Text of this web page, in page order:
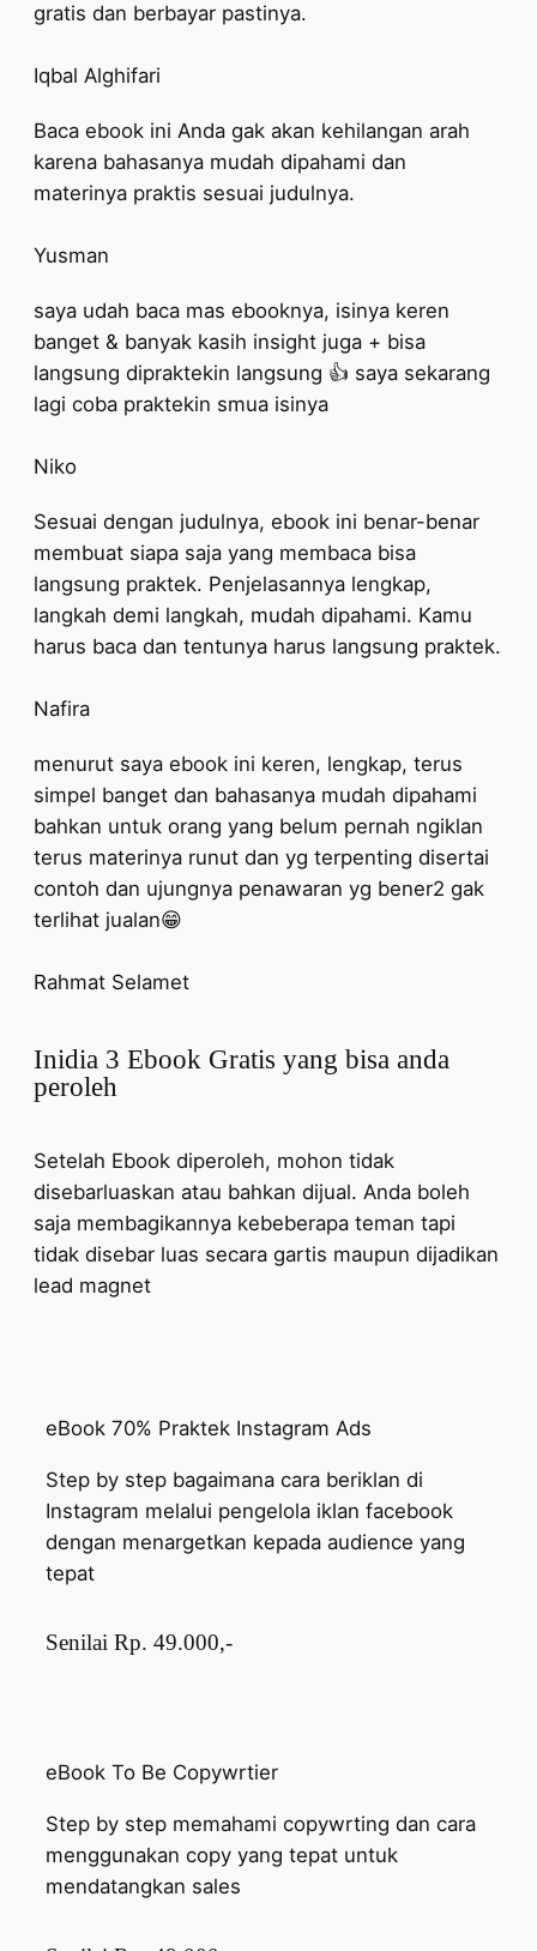
gratis dan berbayar pastinya.
Iqbal Alghifari
Baca ebook ini Anda gak akan kehilangan arah
karena bahasanya mudah dipahami dan
materinya praktis sesuai judulnya.
Yusman
saya udah baca mas ebooknya, isinya keren
banget & banyak kasih insight juga + bisa
langsung dipraktekin langsung 👍 saya sekarang
lagi coba praktekin smua isinya
Niko
Sesuai dengan judulnya, ebook ini benar-benar
membuat siapa saja yang membaca bisa
langsung praktek. Penjelasannya lengkap,
langkah demi langkah, mudah dipahami. Kamu
harus baca dan tentunya harus langsung praktek.
Nafira
menurut saya ebook ini keren, lengkap, terus
simpel banget dan bahasanya mudah dipahami
bahkan untuk orang yang belum pernah ngiklan
terus materinya runut dan yg terpenting disertai
contoh dan ujungnya penawaran yg bener2 gak
terlihat jualan😁
Rahmat Selamet
Inidia 3 Ebook Gratis yang bisa anda
peroleh
Setelah Ebook diperoleh, mohon tidak
disebarluaskan atau bahkan dijual. Anda boleh
saja membagikannya kebeberapa teman tapi
tidak disebar luas secara gartis maupun dijadikan
lead magnet
eBook 70% Praktek Instagram Ads
Step by step bagaimana cara beriklan di
Instagram melalui pengelola iklan facebook
dengan menargetkan kepada audience yang
tepat
Senilai Rp. 49.000,-
eBook To Be Copywrtier
Step by step memahami copywrting dan cara
menggunakan copy yang tepat untuk
mendatangkan sales